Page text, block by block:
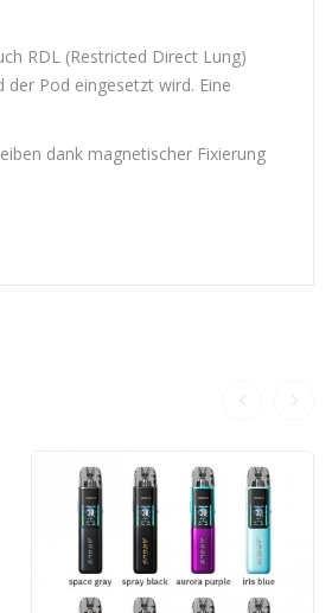
RDL (Restricted Direct Lung)
Pod eingesetzt wird. Eine
dank magnetischer Fixierung